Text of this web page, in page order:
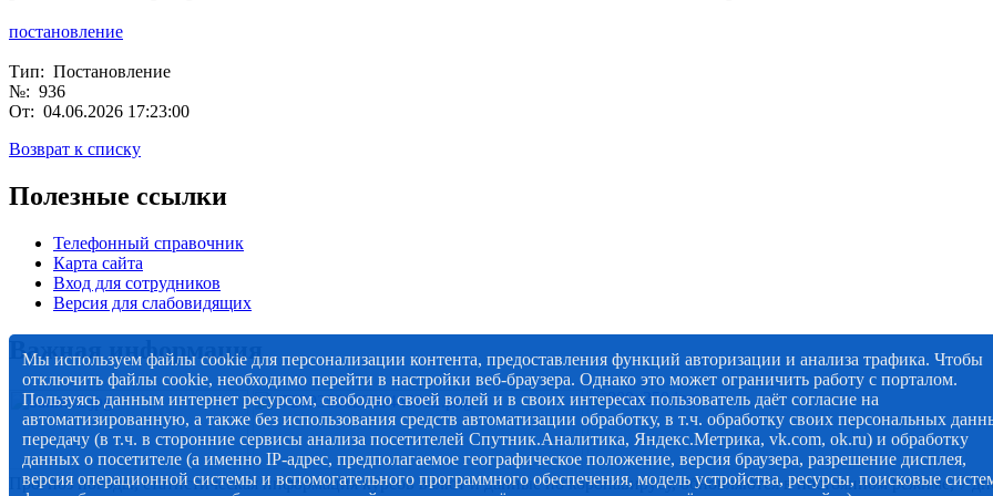
постановление
Тип: Постановление
№: 936
От: 04.06.2026 17:23:00
Возврат к списку
Полезные ссылки
Телефонный справочник
Карта сайта
Вход для сотрудников
Версия для слабовидящих
Важная информация
Прогноз погоды, статистическая информация курсов валют и данные по коронавирусу, обновляются в постоянном режиме, 7
Мы используем файлы cookie для персонализации контента, предоставления функций авторизации и анализа трафика. Чтобы
отключить файлы cookie, необходимо перейти в настройки веб-браузера. Однако это может ограничить работу с порталом.
Пользуясь данным интернет ресурсом, свободно своей волей и в своих интересах пользователь даёт согласие на
автоматизированную, а также без использования средств автоматизации обработку, в т.ч. обработку своих персональных
передачу (в т.ч. в сторонние сервисы анализа посетителей Спутник.Аналитика, Яндекс.Метрика, vk.com, ok.ru) и обработку
данных о посетителе (а именно IP-адрес, предполагаемое географическое положение, версия браузера, разрешение дисплея,
версия операционной системы и вспомогательного программного обеспечения, модель устройства, ресурсы, поисковые